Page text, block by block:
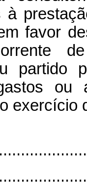
à
favor
partido
ou
exercício